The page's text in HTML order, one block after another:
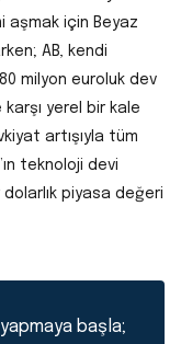
aşmak için Beyaz
AB, kendi
milyon euroluk dev
karşı yerel bir kale
artışıyla tüm
teknoloji devi
piyasa değeri
başla;